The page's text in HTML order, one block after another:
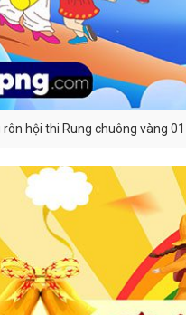
rôn hội thi Rung chuông vàng 01